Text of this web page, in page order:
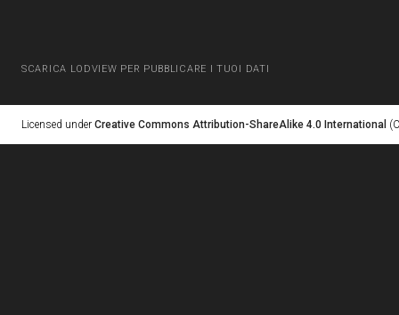
SCARICA LODVIEW PER PUBBLICARE I TUOI DATI
Licensed under Creative Commons Attribution-ShareAlike 4.0 International